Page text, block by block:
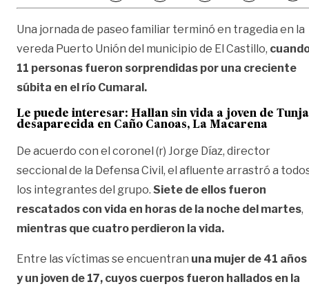
Una jornada de paseo familiar terminó en tragedia en la
vereda Puerto Unión del municipio de El Castillo,
11 personas fueron sorprendidas por una creciente
súbita en el río Cumaral.
Le puede interesar: Hallan sin vida a joven de Tunja
desaparecida en Caño Canoas, La Macarena
De acuerdo con el coronel (r) Jorge Díaz, director
seccional de la Defensa Civil, el afluente arrastró a
los integrantes del grupo. Siete de ellos fueron
rescatados con vida en horas de la noche del martes,
mientras que cuatro perdieron la vida.
Entre las víctimas se encuentran una mujer de 41 años
y un joven de 17, cuyos cuerpos fueron hallados en la